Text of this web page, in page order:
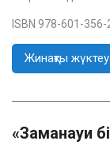
ISBN 978-601-
Жинақты жүктеу
«Заманауи